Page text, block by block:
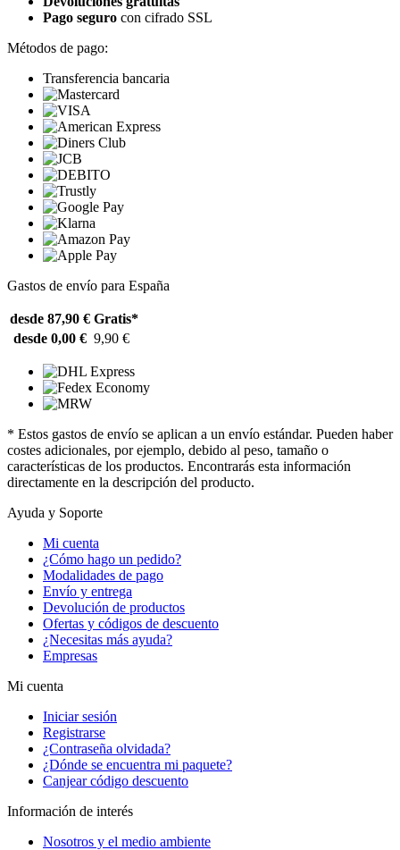
Pago seguro con cifrado SSL
Métodos de pago:
Transferencia bancaria
Gastos de envío para España
desde 87,90 € Gratis*
desde 0,00 € 9,90 €
* Estos gastos de envío se aplican a un envío estándar. Pueden haber
costes adicionales, por ejemplo, debido al peso, tamaño o
características de los productos. Encontrarás esta información
directamente en la descripción del producto.
Ayuda y Soporte
Mi cuenta
¿Cómo hago un pedido?
Modalidades de pago
Envío y entrega
Devolución de productos
Ofertas y códigos de descuento
¿Necesitas más ayuda?
Empresas
Mi cuenta
Iniciar sesión
Registrarse
¿Contraseña olvidada?
¿Dónde se encuentra mi paquete?
Canjear código descuento
Información de interés
Nosotros y el medio ambiente